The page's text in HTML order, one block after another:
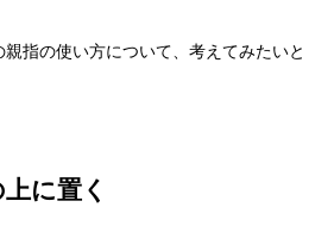
指の使い方について、考えてみたいと
に置く